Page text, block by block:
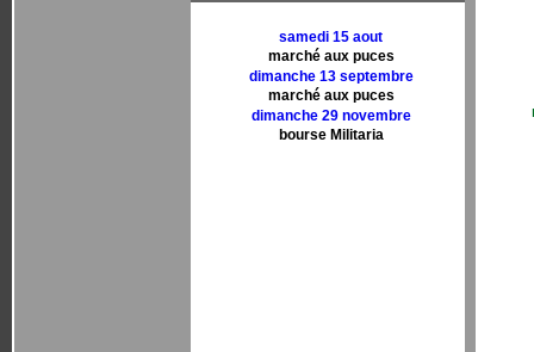
samedi 15 aout
marché aux puces
dimanche 13 septembre
marché aux puces
dimanche 29 novembre
bourse Militaria